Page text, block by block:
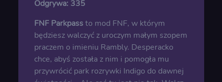
Odgrywa: 335
FNF Parkpassto mod FNF, w którym
będziesz walczyć z uroczym małym szopem
praczem o imieniu Rambly. Desperacko
chce, abyś została z nim i pomogła mu
przywrócić park rozrywki Indigo do dawnej